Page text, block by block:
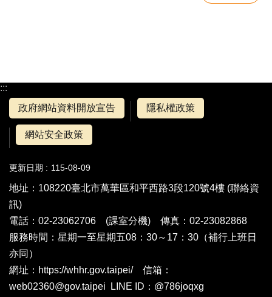
:::
政府網站資料開放宣告
隱私權政策
網站安全政策
更新日期 115-08-09
地址：108220臺北市萬華區和平西路3段120號4樓 (聯絡資
訊)
電話：02-23062706 (課室分機) 傳真：02-23082868
服務時間：星期一至星期五08：30～17：30（補行上班日
亦同）
網址：https://whhr.gov.taipei/ 信箱：
web02360@gov.taipei LINE ID：@786joqxg